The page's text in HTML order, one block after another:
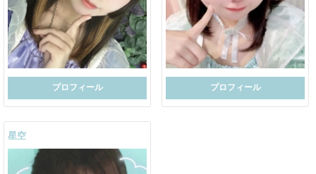
プロフィール プロフィール
星空